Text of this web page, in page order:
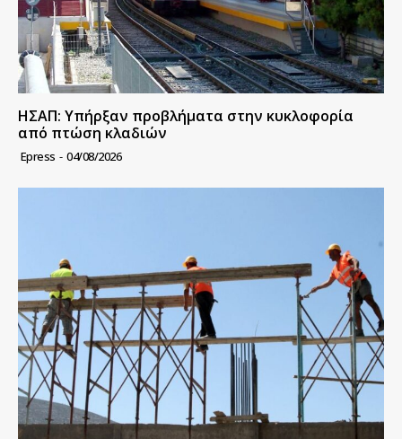
ΗΣΑΠ: Υπήρξαν προβλήματα στην κυκλοφορία
από πτώση κλαδιών
Epress - 04/08/2026